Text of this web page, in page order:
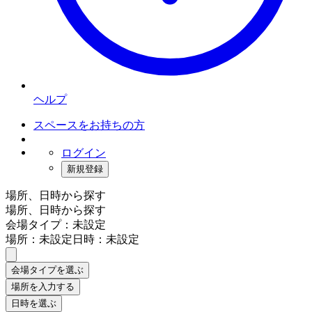
ヘルプ
スペースをお持ちの方
ログイン
新規登録
場所、日時から探す
場所、日時から探す
会場タイプ：未設定
場所：未設定日時：未設定
会場タイプを選ぶ
場所を入力する
日時を選ぶ